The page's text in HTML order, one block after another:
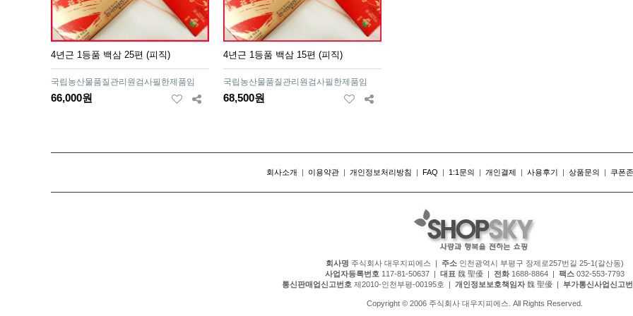
4년근 1등품 백삼 25편 (피직)
국립농산물품질관리원검사필한제품임
66,000원
4년근 1등품 백삼 15편 (피직)
국립농산물품질관리원검사필한제품임
68,500원
회사소개 | 이용약관 | 개인정보처리방침 | FAQ | 1:1문의 | 개인결제 | 사용후기 | 상품문의 | 쿠폰존
회사명 주식회사 대우지피에스 | 주소 인천광역시 부평구 장제로257번길 25-1(갈산동)
사업자등록번호 117-81-50637 | 대표 魏 聖優 | 전화1688-8864 | 팩스 032-553-7793
통신판매업신고번호 제2010-인천부평-00195호 | 개인정보보호책임자魏 聖優 | 부가통신사업신고
Copyright © 2006 주식회사 대우지피에스. All Rights Reserved.